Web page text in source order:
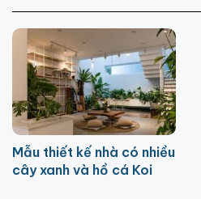
Mẫu thiết kế nhà có nhiều
cây xanh và hồ cá Koi